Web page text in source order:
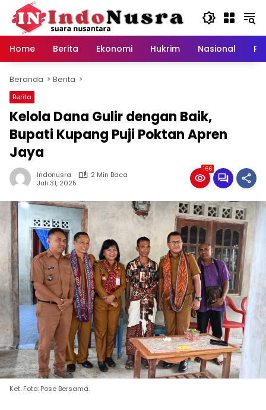
Langsung
konten
Home
Berita Ekonomi Hukrim Nasional
Beranda Berita
Berita
Kelola Dana Gulir dengan Baik,
Bupati Kupang Puji Poktan Apren
Jaya
Indonusra
2 Min Baca
Juli 31, 2025
166
Ket. Foto: Pose Bersama.